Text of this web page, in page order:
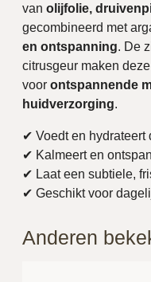
van olijfolie,
gecombineerd met
en ontspanning. De
citrusgeur maken
voor ontspannende
huidverzorging.
✔ Voedt en hydrateert
✔ Kalmeert en
✔ Laat een subtiele,
✔ Geschikt voor
Anderen